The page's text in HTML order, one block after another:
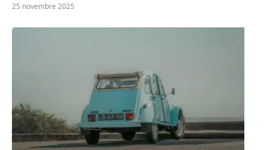
25 novembre 2025